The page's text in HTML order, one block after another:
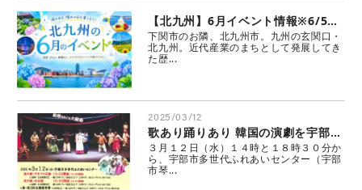
【北九州】6月イベント情報※6/5更新
下関市のお隣、北九州市。九州の玄関口・
北九州。近代産業のまちとして発展してき
た歴...
2025/03/12
歌あり踊りあり 韓国の演劇を宇部で鑑賞しよう！
３月１２日（水）１４時と１８時３０分か
ら、宇部市多世代ふれあいセンター（宇部
市琴...